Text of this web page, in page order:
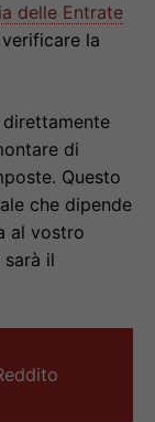
delle Entrate
la
direttamente
di
Questo
che dipende
al vostro
sarà il